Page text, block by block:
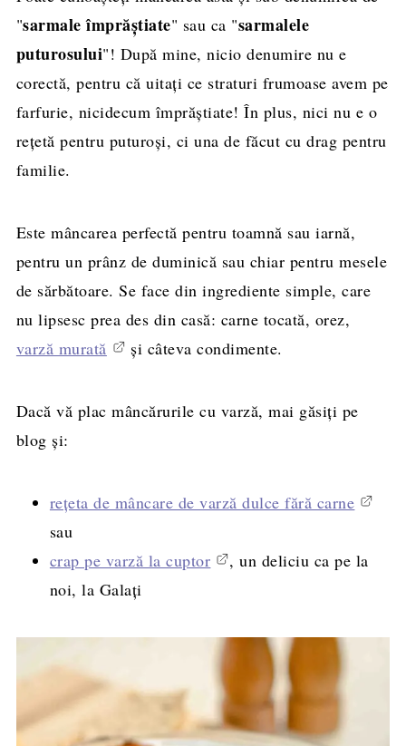
"sarmale împrăștiate" sau ca "sarmalele
puturosului"! După mine, nicio denumire nu e
corectă, pentru că uitați ce straturi frumoase avem pe
farfurie, nicidecum împrăștiate! În plus, nici nu e o
rețetă pentru puturoși, ci una de făcut cu drag pentru
familie.
Este mâncarea perfectă pentru toamnă sau iarnă,
pentru un prânz de duminică sau chiar pentru mesele
de sărbătoare. Se face din ingrediente simple, care
nu lipsesc prea des din casă: carne tocată, orez,
varză murată
și câteva condimente.
Dacă vă plac mâncărurile cu varză, mai găsiți pe
blog și:
rețeta de mâncare de varză dulce fără carne
sau
crap pe varză la cuptor
, un deliciu ca pe la
noi, la Galați